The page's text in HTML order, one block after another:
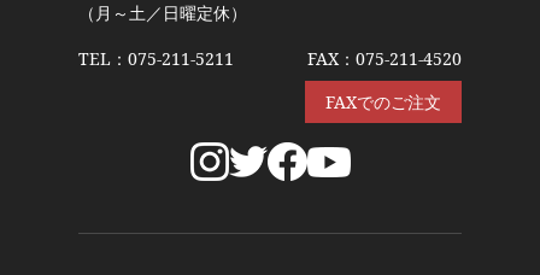
（月～土／日曜定休）
TEL： 075-211-5211
FAX：075-211-4520
FAXでのご注文